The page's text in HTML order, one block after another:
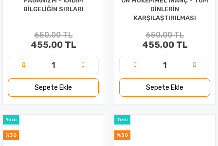
BİLGELİĞİN SIRLARI
650,00 TL
455,00 TL
Sepete Ekle
DİNLERİN
KARŞILAŞTIRILMASI
650,00 TL
455,00 TL
Sepete Ekle
%30
Yeni
%30
Yeni